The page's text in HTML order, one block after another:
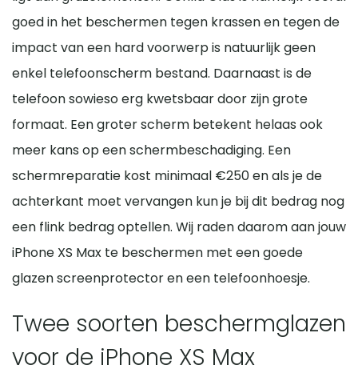
goed in het beschermen tegen krassen en tegen de
impact van een hard voorwerp is natuurlijk geen
enkel telefoonscherm bestand. Daarnaast is de
telefoon sowieso erg kwetsbaar door zijn grote
formaat. Een groter scherm betekent helaas ook
meer kans op een schermbeschadiging. Een
schermreparatie kost minimaal €250 en als je de
achterkant moet vervangen kun je bij dit bedrag nog
een flink bedrag optellen. Wij raden daarom aan jouw
iPhone XS Max te beschermen met een goede
glazen screenprotector en een telefoonhoesje.
Twee soorten beschermglazen
voor de iPhone XS Max